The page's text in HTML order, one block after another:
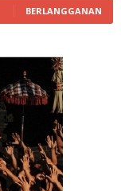
BERLANGGANAN